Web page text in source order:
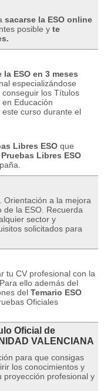
sacarse la ESO online
posible y te
la ESO en 3 meses
especializándose
los Títulos
Educación
este curso durante el
Libres ESO que
Pruebas Libres ESO
Orientación a la mejora
la ESO. Recuerda
sector y
solicitados para
tu CV profesional con la
Para ello además del
del Temario ESO
Oficiales
Oficial de
VALENCIANA
para que consigas
los conocimientos y
proyección profesional y